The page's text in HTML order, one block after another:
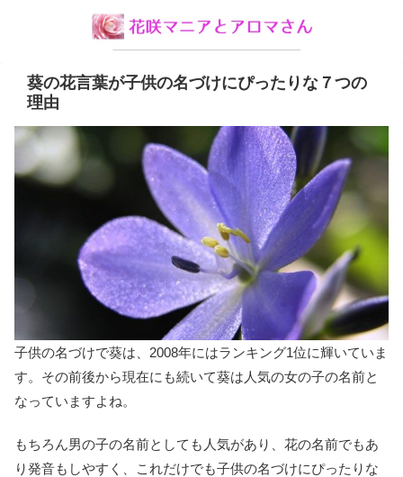
葵の花言葉が子供の名づけにぴったりな７つの
理由
子供の名づけで葵は、2008年にはランキング1位に輝いていま
す。その前後から現在にも続いて葵は人気の女の子の名前と
なっていますよね。
もちろん男の子の名前としても人気があり、花の名前でもあ
り発音もしやすく、これだけでも子供の名づけにぴったりな